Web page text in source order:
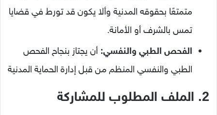
متمتعًا بحقوقه المدنية وألا يكون قد تورط في قضايا
تمس بالشرف أو الأمانة.
الفحص الطبي والنفسي: أن يجتاز بنجاح الفحص
الطبي والنفسي المنظم من قبل إدارة الحماية المدنية
2. الملف المطلوب للمشاركة